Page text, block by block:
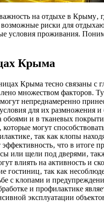
на отдыхе в
риски для
условия проживания.
Крыма
Крыма тесно
множеством
непреднамеренно
для их
обоями и в тканевых
могут
так как клопы
что в
или щели под дверями‚
влиять на активность и
гостиниц‚ так как
с клопами и
и профилактике
эксплуатации